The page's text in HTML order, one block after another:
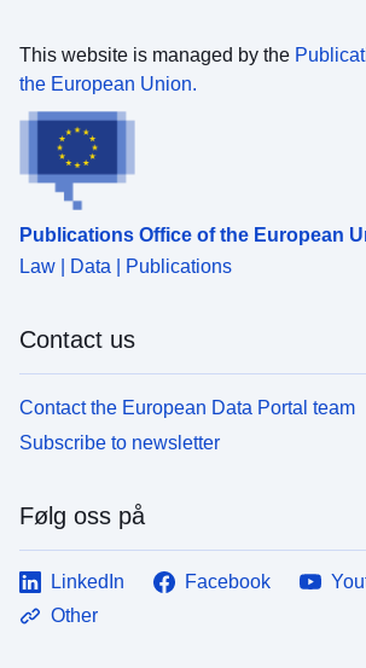
This website is managed by the
the European Union.
Publications Office of the European
Law | Data | Publications
Contact us
Contact the European Data Portal team
Subscribe to newsletter
Følg oss på
LinkedIn Facebook
Other